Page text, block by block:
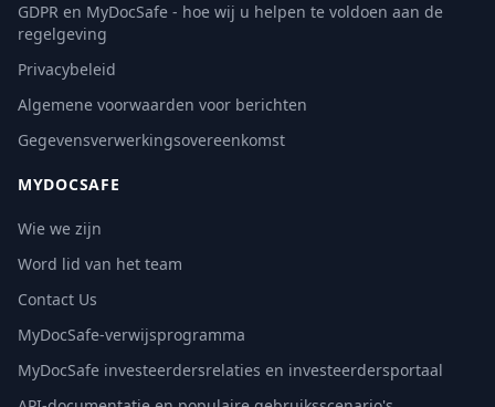
GDPR en MyDocSafe - hoe wij u helpen te voldoen aan de
regelgeving
Privacybeleid
Algemene voorwaarden voor berichten
Gegevensverwerkingsovereenkomst
MYDOCSAFE
Wie we zijn
Word lid van het team
Contact Us
MyDocSafe-verwijsprogramma
MyDocSafe investeerdersrelaties en investeerdersportaal